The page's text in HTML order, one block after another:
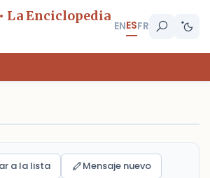
La Enciclopedia
ENESFR
a la lista
Mensaje nuevo